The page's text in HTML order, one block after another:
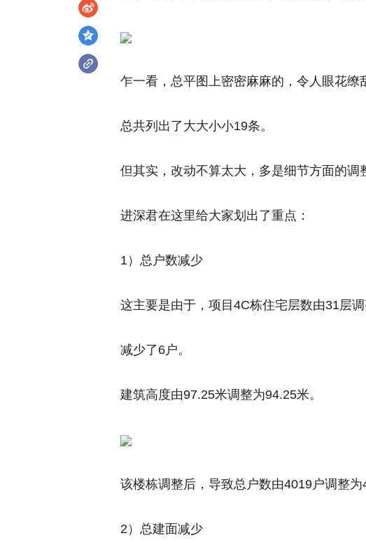
乍一看，总平图上密密麻麻的，令人眼花缭
总共列出了大大小小19条。
但其实，改动不算太大，多是细节方面的调
进深君在这里给大家划出了重点：
1） 总户数减少
这主要是由于，项目4C栋住宅层数由31层
减少了6户。
建筑高度由97.25米调整为94.25米。
该楼栋调整后，导致总户数由4019户调整为
2）总建面减少